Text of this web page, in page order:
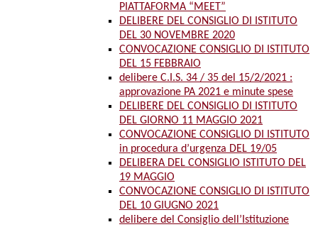
PIATTAFORMA “MEET”
DELIBERE DEL CONSIGLIO DI ISTITUTO
DEL 30 NOVEMBRE 2020
CONVOCAZIONE CONSIGLIO DI ISTITUTO
DEL 15 FEBBRAIO
delibere C.I.S. 34 / 35 del 15/2/2021 :
approvazione PA 2021 e minute spese
DELIBERE DEL CONSIGLIO DI ISTITUTO
DEL GIORNO 11 MAGGIO 2021
CONVOCAZIONE CONSIGLIO DI ISTITUTO
in procedura d’urgenza DEL 19/05
DELIBERA DEL CONSIGLIO ISTITUTO DEL
19 MAGGIO
CONVOCAZIONE CONSIGLIO DI ISTITUTO
DEL 10 GIUGNO 2021
delibere del Consiglio dell’Istituzione